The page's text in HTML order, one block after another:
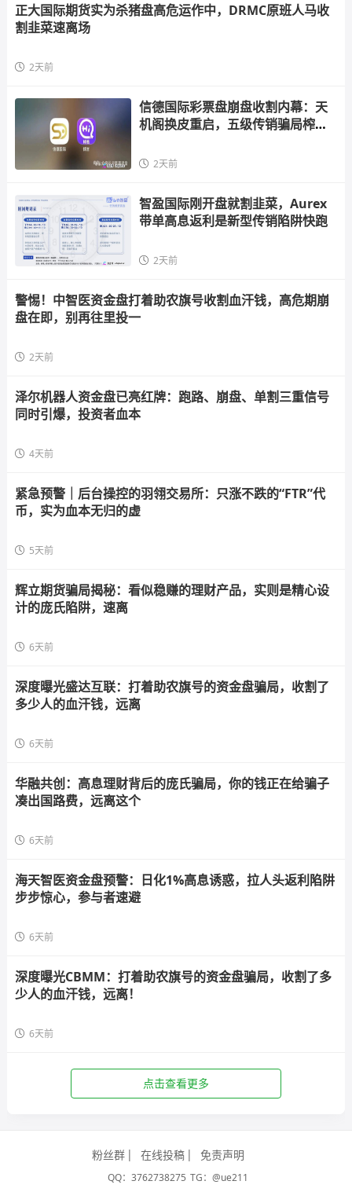
正大国际期货实为杀猪盘高危运作中，DRMC原班人马收
割韭菜速离场
2天前
信德国际彩票盘崩盘收割内幕：天
机阁换皮重启，五级传销骗局榨干
2天前
智盈国际刚开盘就割韭菜，Aurex
带单高息返利是新型传销陷阱快跑
2天前
警惕！中智医资金盘打着助农旗号收割血汗钱，高危期崩
盘在即，别再往里投一
2天前
泽尔机器人资金盘已亮红牌：跑路、崩盘、单割三重信号
同时引爆，投资者血本
4天前
紧急预警｜后台操控的羽翎交易所：只涨不跌的“FTR”代
币，实为血本无归的虚
5天前
辉立期货骗局揭秘：看似稳赚的理财产品，实则是精心设
计的庞氏陷阱，速离
6天前
深度曝光盛达互联：打着助农旗号的资金盘骗局，收割了
多少人的血汗钱，远离
6天前
华融共创：高息理财背后的庞氏骗局，你的钱正在给骗子
凑出国路费，远离这个
6天前
海天智医资金盘预警：日化1%高息诱惑，拉人头返利陷阱
步步惊心，参与者速避
6天前
深度曝光CBMM：打着助农旗号的资金盘骗局，收割了多
少人的血汗钱，远离！
6天前
点击查看更多
粉丝群 在线投稿 免责声明
QQ：3762738275 TG：@ue211